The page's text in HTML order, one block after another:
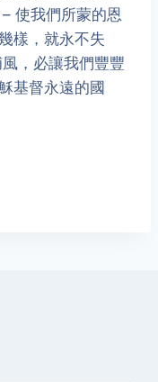
使我們所蒙的恩
樣，就永不失
，必讓我們豐豐
基督永遠的國